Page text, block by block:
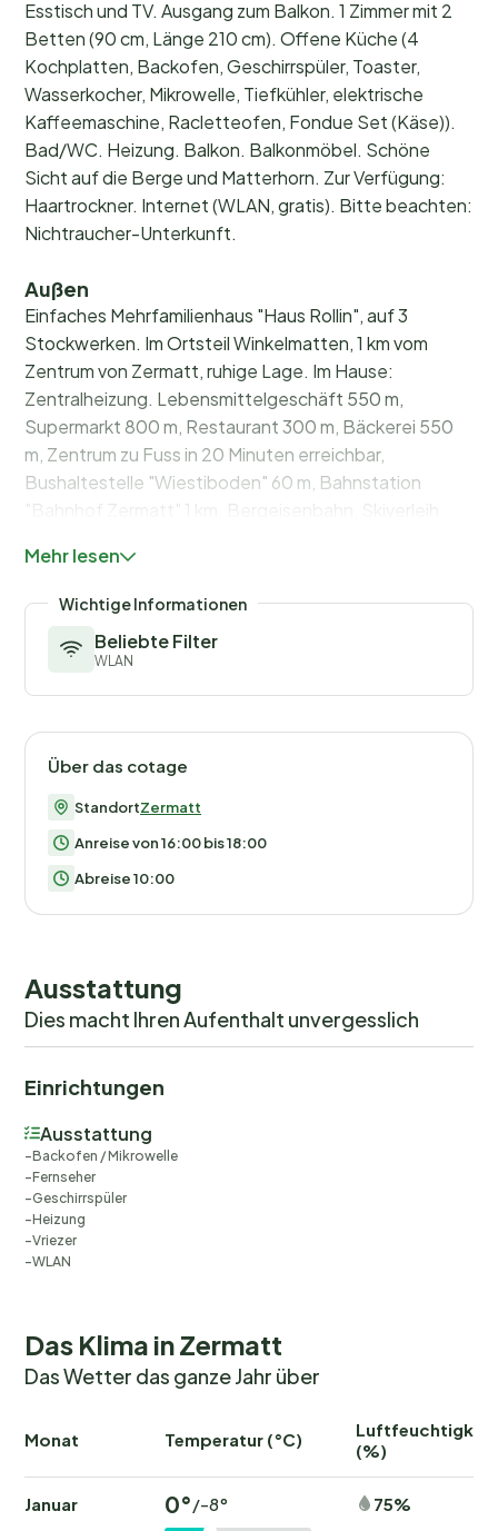
Esstisch und TV. Ausgang zum Balkon. 1 Zimmer mit 2
Betten (90 cm, Länge 210 cm). Offene Küche (4
Kochplatten, Backofen, Geschirrspüler, Toaster,
Wasserkocher, Mikrowelle, Tiefkühler, elektrische
Kaffeemaschine, Racletteofen, Fondue Set (Käse)).
Bad/WC. Heizung. Balkon. Balkonmöbel. Schöne
Sicht auf die Berge und Matterhorn. Zur Verfügung:
Haartrockner. Internet (WLAN, gratis). Bitte beachten:
Nichtraucher-Unterkunft.
Außen
Einfaches Mehrfamilienhaus "Haus Rollin", auf 3
Stockwerken. Im Ortsteil Winkelmatten, 1 km vom
Zentrum von Zermatt, ruhige Lage. Im Hause:
Zentralheizung. Lebensmittelgeschäft 550 m,
Supermarkt 800 m, Restaurant 300 m, Bäckerei 550
m, Zentrum zu Fuss in 20 Minuten erreichbar,
Bushaltestelle "Wiestiboden" 60 m, Bahnstation
"Bahnhof Zermatt" 1 km. Bergeisenbahn, Skiverleih
Kinderskischule 1 km. Bitte beachten: kein Fahrstuhl
vorhanden. Taxi kann nicht bis zum Haus fahren.
Mehr lesen
Wichtige Informationen
Beliebte Filter
WLAN
Über das cotage
StandortZermatt
Anreise von 16:00 bis 18:00
Abreise 10:00
Ausstattung
Dies macht Ihren Aufenthalt unvergesslich
Einrichtungen
Ausstattung
Backofen / Mikrowelle
Fernseher
Geschirrspüler
Heizung
Vriezer
WLAN
Das Klima in Zermatt
Das Wetter das ganze Jahr über
Monat Temperatur (°C)
Luftfeuchtigkeit
(%)
Januar 0°/-8° 75%